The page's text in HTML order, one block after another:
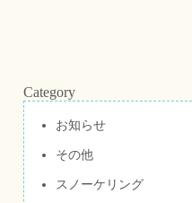
Category
お知らせ
その他
スノーケリング